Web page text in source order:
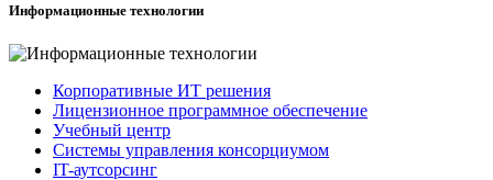
Информационные технологии
Корпоративные ИТ решения
Лицензионное программное обеспечение
Учебный центр
Системы управления консорциумом
IT-аутсорсинг